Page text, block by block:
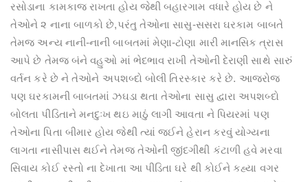
રસોડાના કામકાજ રાખતા હોય જેથી બહારગામ વધારે હોય છે ને
તેઓને ૨ નાના બાળકો છે,પરંતુ તેઓના સાસુ-સસરા ઘરકામ બાબતે
તેમજ અન્ય નાની-નાની બાબતમાં મેણા-ટોણા મારી માનસિક ત્રાસ
આપે છે તેમજ બંને વહુઓ માં ભેદભાવ રાખી તેઓની દેરાણી સાથે સારું
વર્તન કરે છે ને તેઓને અપશબ્દો બોલી તિરસ્કાર કરે છે. આજરોજ
પણ ઘરકામની બાબતમાં ઝઘડા થતા તેઓના સાસુ દ્વારા અપશબ્દો
બોલતા પીડિતાને મનદુઃખ થઇ માઠું લાગી આવતા ને પિયરમાં પણ
તેઓના પિતા બીમાર હોય જેથી ત્યાં જઈને હેરાન કરવું યોગ્યના
લાગતા નાસીપાસ થઈને તેમજ તેઓની જીંદગીથી કંટાળી હવે મરવા
સિવાય કોઈ રસ્તો ના દેખાતા આ પીડિતા ઘરે થી કોઈને કહ્યા વગર